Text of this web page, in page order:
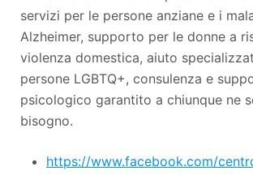
servizi per le persone anziane e i
Alzheimer, supporto per le donne a
violenza domestica, aiuto
persone LGBTQ+, consulenza e
psicologico garantito a chiunque ne
bisogno.
https://www.facebook.com/